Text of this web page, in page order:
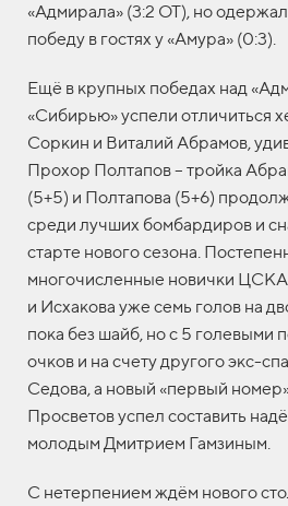
«Адмирала» (3:2 ОТ), но
победу в гостях у «Амура» (0:3).
Ещё в крупных победах над
«Сибирью» успели отличиться
Соркин и Виталий Абрамов,
Прохор Полтапов – тройка
(5+5) и Полтапова (5+6)
среди лучших бомбардиров и
старте нового сезона.
многочисленные новички ЦСКА
и Исхакова уже семь голов на
пока без шайб, но с 5 голевыми
очков и на счету другого экс-
Седова, а новый «первый
Просветов успел составить
молодым Дмитрием Гамзиным.
С нетерпением ждём нового